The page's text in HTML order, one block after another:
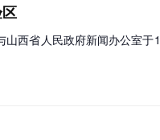
西省人民政府新闻办公室